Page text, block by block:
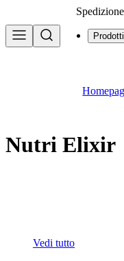
Prodotti
Nutri Elixir
Vedi tutto